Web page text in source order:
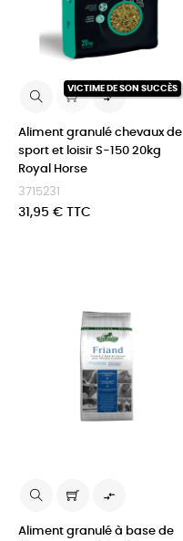
VICTIME DE SON SUCCÈS

Aliment granulé chevaux de
sport et loisir S-150 20kg
Royal Horse
3715231
Prix
31,95 € TTC

Aliment granulé à base de